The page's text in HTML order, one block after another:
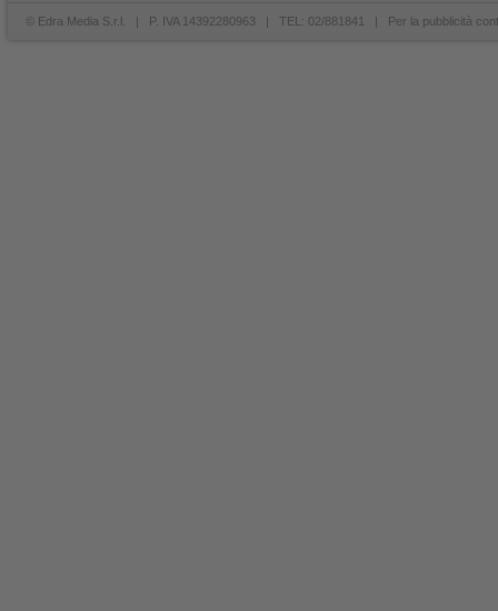
© Edra Media S.r.l. | P. IVA 14392280963 | TEL: 02/881841 | Per la pubblicità